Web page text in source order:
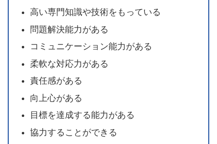
高い専門知識や技術をもっている
問題解決能力がある
コミュニケーション能力がある
柔軟な対応力がある
責任感がある
向上心がある
目標を達成する能力がある
協力することができる